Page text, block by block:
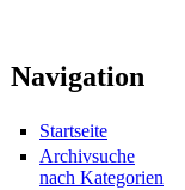
Navigation
Startseite
Archivsuche
nach Kategorien